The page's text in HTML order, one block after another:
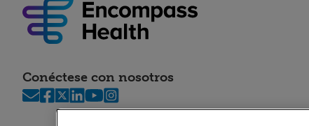
Conéctese con nosotros